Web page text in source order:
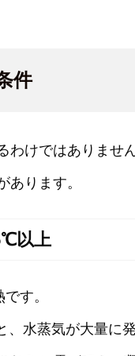
件
わけではありません
あります。
以上
す。
水蒸気が大量に発